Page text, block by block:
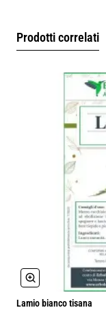
Prodotti correlati
Lamio bianco tisana